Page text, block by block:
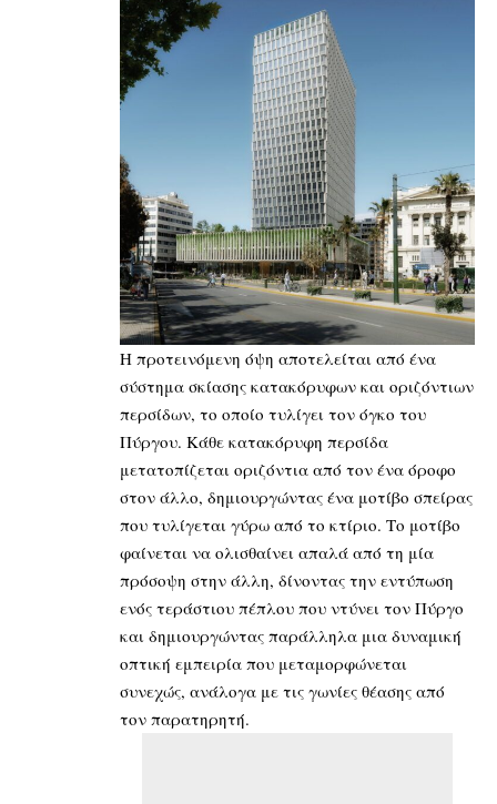
Η προτεινόμενη όψη αποτελείται από ένα
σύστημα σκίασης κατακόρυφων και οριζόντιων
περσίδων, το οποίο τυλίγει τον όγκο του
Πύργου. Κάθε κατακόρυφη περσίδα
μετατοπίζεται οριζόντια από τον ένα όροφο
στον άλλο, δημιουργώντας ένα μοτίβο σπείρας
που τυλίγεται γύρω από το κτίριο. Το μοτίβο
φαίνεται να ολισθαίνει απαλά από τη μία
πρόσοψη στην άλλη, δίνοντας την εντύπωση
ενός τεράστιου πέπλου που ντύνει τον Πύργο
και δημιουργώντας παράλληλα μια δυναμική
οπτική εμπειρία που μεταμορφώνεται
συνεχώς, ανάλογα με τις γωνίες θέασης από
τον παρατηρητή.